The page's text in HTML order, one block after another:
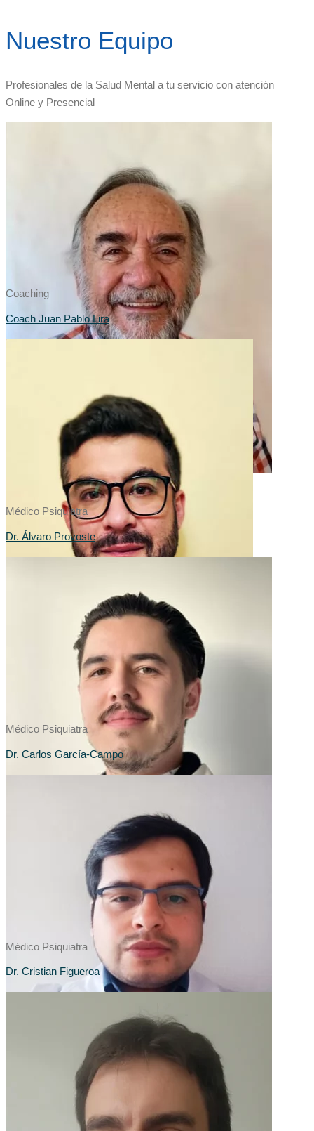
Nuestro Equipo
Profesionales de la Salud Mental a tu servicio con atención
Online y Presencial
Coaching
Coach Juan Pablo Lira
Médico Psiquiatra
Dr. Álvaro Provoste
Médico Psiquiatra
Dr. Carlos García-Campo
Médico Psiquiatra
Dr. Cristian Figueroa